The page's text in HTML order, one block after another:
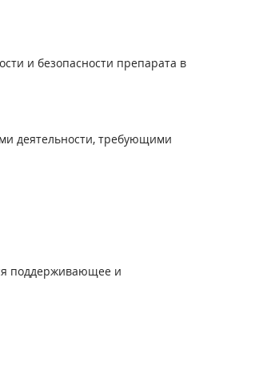
и безопасности препарата в
деятельности, требующими
поддерживающее и